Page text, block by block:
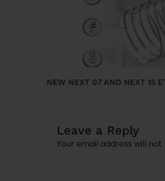
NEW NEXT 07 AND NEXT 15
Leave a Reply
Your email address will not